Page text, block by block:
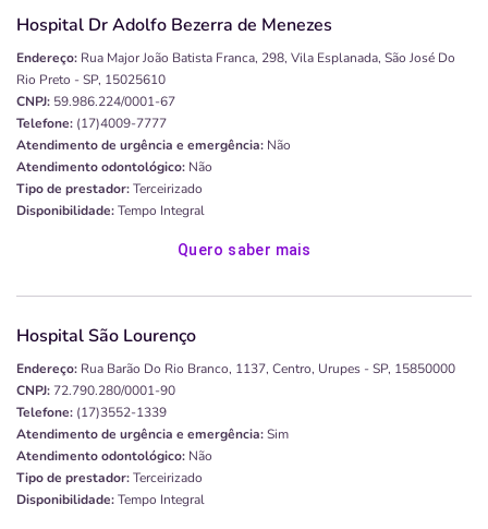
Hospital Dr Adolfo Bezerra de Menezes
Endereço: Rua Major João Batista Franca, 298, Vila Esplanada, São José Do
Rio Preto - SP, 15025610
CNPJ: 59.986.224/0001-67
Telefone: (17)4009-7777
Atendimento de urgência e emergência: Não
Atendimento odontológico: Não
Tipo de prestador:Terceirizado
Disponibilidade:Tempo Integral
Quero saber mais
Hospital São Lourenço
Endereço: Rua Barão Do Rio Branco, 1137, Centro, Urupes - SP, 15850000
CNPJ: 72.790.280/0001-90
Telefone: (17)3552-1339
Atendimento de urgência e emergência:Sim
Atendimento odontológico: Não
Tipo de prestador:Terceirizado
Disponibilidade:Tempo Integral